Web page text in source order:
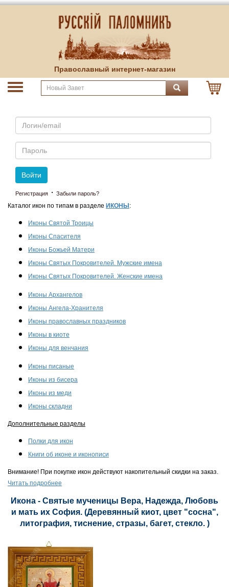
Православный интернет-магазин
Email
Пароль
Войти
Регистрация · Забыли пароль?
Каталог икон по типам в разделе ИКОНЫ :
Иконы Святой Троицы
Иконы Спасителя
Иконы Божьей Матери
Иконы Святых Покровителей. Мужские имена
Иконы Святых Покровителей. Женские имена
Иконы Архангелов
Иконы Ангела-Хранителя
Иконы православных праздников
Иконы в киоте
Иконы для венчания
Иконы писаные
Иконы из бисера
Иконы из меди
Иконы складни
Дополнительные разделы
Полки для икон
Книги об иконе и иконописи
Внимание! При покупке икон действуют накопительный скидки на заказ.
Читать подробнее
Икона - Святые мученицы Вера, Надежда, Любовь
и мать их София. (Деревянный киот, цвет "сосна",
литография, тиснение, стразы, багет, стекло. )